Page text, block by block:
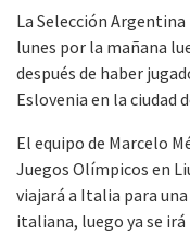
La Selección
lunes por la mañana
después de haber
Eslovenia en la ciudad
El equipo de Marcelo
Juegos Olímpicos en
viajará a Italia para
italiana, luego ya se